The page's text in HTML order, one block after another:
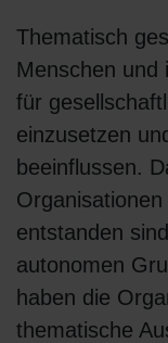
Thematisch
Menschen und
für
einzusetzen
beeinflussen.
entstanden
autonomen
haben die
thematische